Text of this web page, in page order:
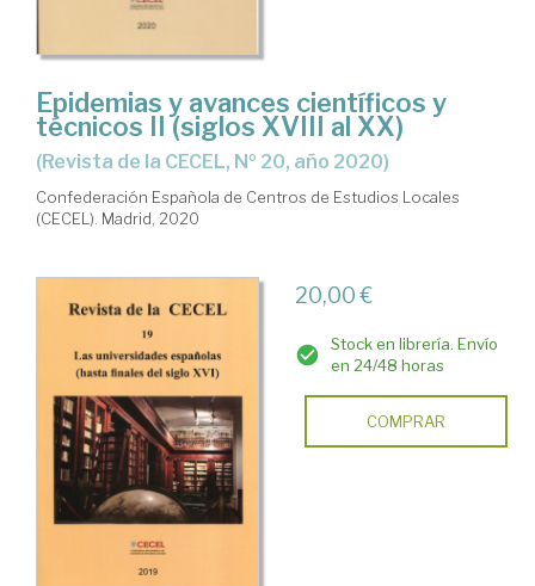
Epidemias y avances científicos y
técnicos II (siglos XVIII al XX)
(Revista de la CECEL, Nº 20, año 2020)
Confederación Española de Centros de Estudios Locales
(CECEL). Madrid, 2020
20,00 €
Stock en librería. Envío
en 24/48 horas
COMPRAR